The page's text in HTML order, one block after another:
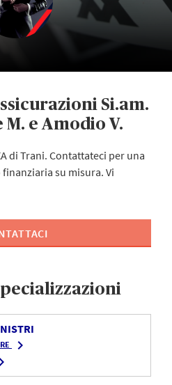
Si.am.
M. e Amodio V.
di Trani. Contattateci per una
su misura. Vi
navigate_next